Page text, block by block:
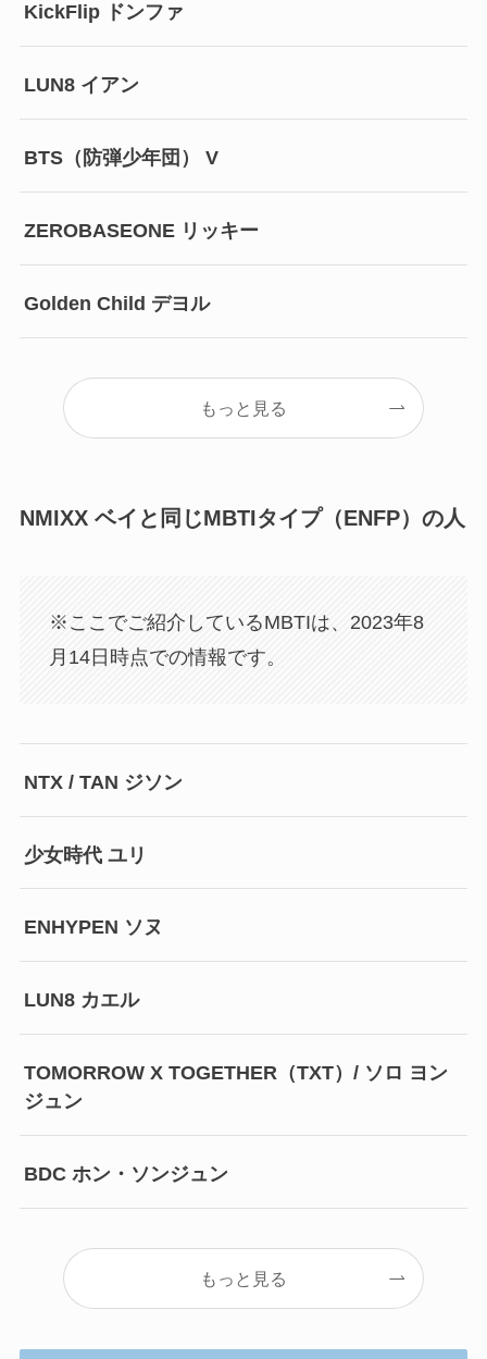
KickFlip ドンファ
LUN8 イアン
BTS（防弾少年団） V
ZEROBASEONE リッキー
Golden Child デヨル
もっと見る
NMIXX ベイと同じMBTIタイプ（ENFP）の人
※ここでご紹介しているMBTIは、2023年8
月14日時点での情報です。
NTX / TAN ジソン
少女時代 ユリ
ENHYPEN ソヌ
LUN8 カエル
TOMORROW X TOGETHER（TXT）/ ソロ ヨン
ジュン
BDC ホン・ソンジュン
もっと見る